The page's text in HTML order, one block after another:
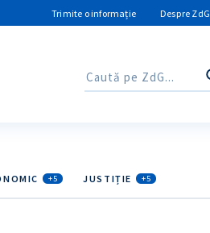
Trimite o informație Despre ZdG
+5 JUSTIȚIE +5